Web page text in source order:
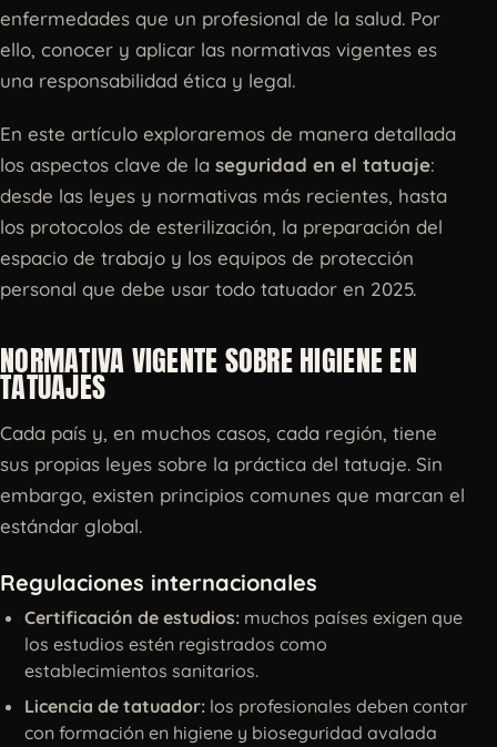
enfermedades que un profesional de la salud. Por
ello, conocer y aplicar las normativas vigentes es
una responsabilidad ética y legal.
En este artículo exploraremos de manera detallada
los aspectos clave de la seguridad en el tatuaje:
desde las leyes y normativas más recientes, hasta
los protocolos de esterilización, la preparación del
espacio de trabajo y los equipos de protección
personal que debe usar todo tatuador en 2025.
NORMATIVA VIGENTE SOBRE HIGIENE EN
TATUAJES
Cada país y, en muchos casos, cada región, tiene
sus propias leyes sobre la práctica del tatuaje. Sin
embargo, existen principios comunes que marcan el
estándar global.
Regulaciones internacionales
Certificación de estudios: muchos países exigen que
los estudios estén registrados como
establecimientos sanitarios.
Licencia de tatuador: los profesionales deben contar
con formación en higiene y bioseguridad avalada